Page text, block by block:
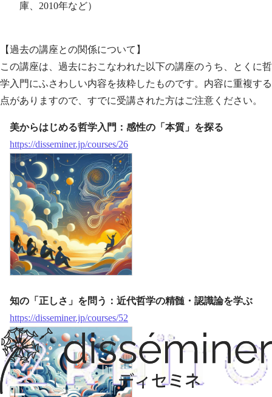
庫、2010年など）
【過去の講座との関係について】
この講座は、過去におこなわれた以下の講座のうち、とくに哲
学入門にふさわしい内容を抜粋したものです。内容に重複する
点がありますので、すでに受講された方はご注意ください。
美からはじめる哲学入門：感性の「本質」を探る
https://disseminer.jp/courses/26
知の「正しさ」を問う：近代哲学の精髄・認識論を学ぶ
https://disseminer.jp/courses/52